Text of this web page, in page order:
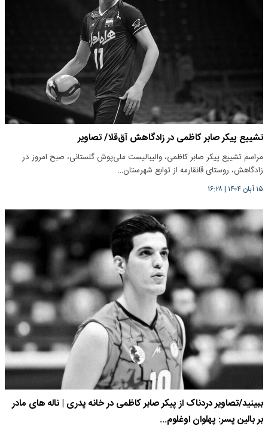
تشییع پیکر صابر کاظمی در زادگاهش آق‌قلا/ تصاویر
مراسم تشییع پیکر صابر کاظمی، والیبالیست ملی‌پوش گلستانی، صبح امروز در
زادگاهش، روستای قانقارمه از توابع شهرستان…
۱۵ آبان ۱۴۰۴ |۱۶:۲۸
ببینید/تصاویر دردناک از پیکر صابر کاظمی در خانه پدری | ناله های مادر
بر بالین پسر: پهلوان اوغلوم...